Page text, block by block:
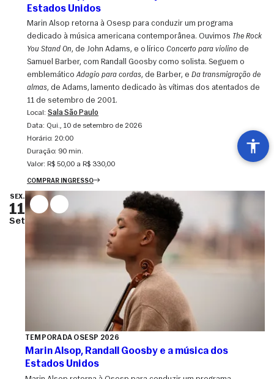
Estados Unidos
Marin Alsop retorna à Osesp para conduzir um programa
dedicado à música americana contemporânea. Ouvimos The Rock
You Stand On, de John Adams, e o lírico Concerto para violino de
Samuel Barber, com Randall Goosby como solista. Seguem o
emblemáticoAdagio para cordas, de Barber, e Da transmigração de
almas, de Adams, lamento dedicado às vítimas dos atentados de
11 de setembro de 2001.
Local: Sala São Paulo
Data:
qui., 10 de setembro de 2026
Horário: 20:00
Duração: 90 min.
Valor: R$ 50,00 a R$ 330,00
COMPRAR INGRESSO
SEX.
11
Set
TEMPORADA OSESP 2026
Marin Alsop, Randall Goosby e a música dos
Estados Unidos